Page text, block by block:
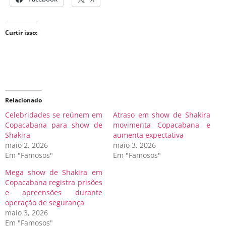
Curtir isso:
Relacionado
Celebridades se reúnem em
Copacabana para show de
Shakira
maio 2, 2026
Em "Famosos"
Atraso em show de Shakira
movimenta Copacabana e
aumenta expectativa
maio 3, 2026
Em "Famosos"
Mega show de Shakira em
Copacabana registra prisões
e apreensões durante
operação de segurança
maio 3, 2026
Em "Famosos"